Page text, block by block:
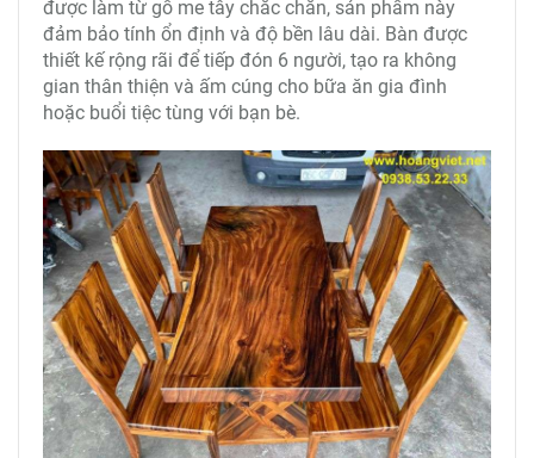
được làm từ gỗ me tây chắc chắn, sản phẩm này
đảm bảo tính ổn định và độ bền lâu dài. Bàn được
thiết kế rộng rãi để tiếp đón 6 người, tạo ra không
gian thân thiện và ấm cúng cho bữa ăn gia đình
hoặc buổi tiệc tùng với bạn bè.